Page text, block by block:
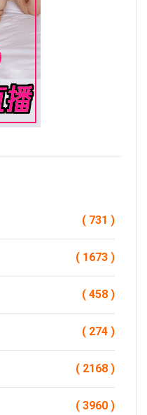
( 731 )
( 1673 )
( 458 )
( 274 )
( 2168 )
( 3960 )